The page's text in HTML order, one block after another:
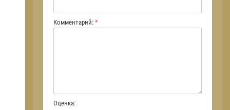
Комментарий: *
Оценка: